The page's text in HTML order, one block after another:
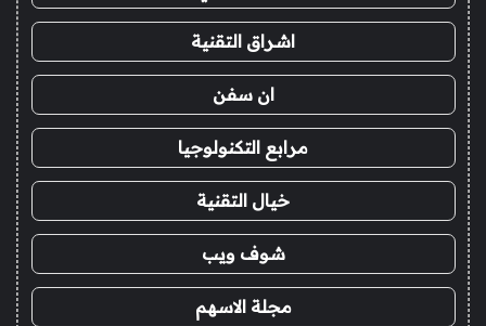
اشراق التقنية
ان سفن
مرابع التكنولوجيا
خيال التقنية
شوف ويب
مجلة الاسهم